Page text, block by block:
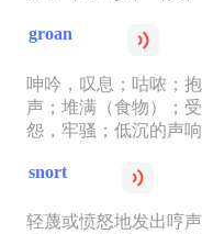
groan
呻吟，叹息；咕哝；
声；堆满（食物）；
怨，牢骚；低沉的声响
snort
轻蔑或愤怒地发出哼